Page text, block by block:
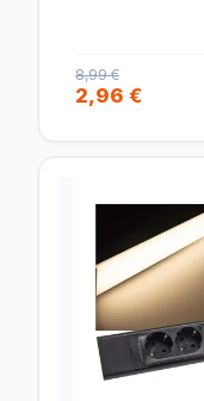
8,99 €
2,96 €